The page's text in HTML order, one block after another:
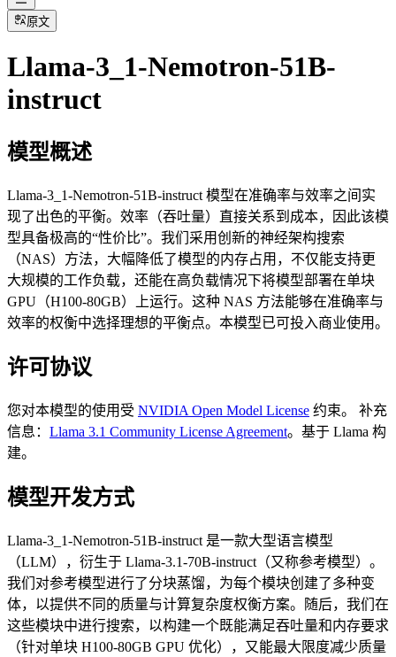
原文
Llama-3_1-Nemotron-51B-
instruct
模型概述
Llama-3_1-Nemotron-51B-instruct 模型在准确率与效率之间实
现了出色的平衡。效率（吞吐量）直接关系到成本，因此该模
型具备极高的“性价比”。我们采用创新的神经架构搜索
（NAS）方法，大幅降低了模型的内存占用，不仅能支持更
大规模的工作负载，还能在高负载情况下将模型部署在单块
GPU（H100-80GB）上运行。这种 NAS 方法能够在准确率与
效率的权衡中选择理想的平衡点。本模型已可投入商业使用。
许可协议
您对本模型的使用受 NVIDIA Open Model License 约束。 补充
信息： Llama 3.1 Community License Agreement。基于 Llama 构
建。
模型开发方式
Llama-3_1-Nemotron-51B-instruct 是一款大型语言模型
（LLM），衍生于 Llama-3.1-70B-instruct（又称参考模型）。
我们对参考模型进行了分块蒸馏，为每个模块创建了多种变
体，以提供不同的质量与计算复杂度权衡方案。随后，我们在
这些模块中进行搜索，以构建一个既能满足吞吐量和内存要求
（针对单块 H100-80GB GPU 优化），又能最大限度减少质量